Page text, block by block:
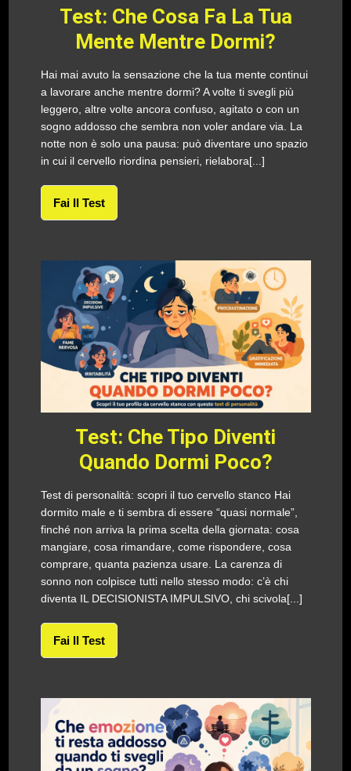
Test: Che Cosa Fa La Tua
Mente Mentre Dormi?
Hai mai avuto la sensazione che la tua mente continui
a lavorare anche mentre dormi? A volte ti svegli più
leggero, altre volte ancora confuso, agitato o con un
sogno addosso che sembra non voler andare via. La
notte non è solo una pausa: può diventare uno spazio
in cui il cervello riordina pensieri, rielabora[...]
Fai Il Test
Test: Che Tipo Diventi
Quando Dormi Poco?
Test di personalità: scopri il tuo cervello stanco Hai
dormito male e ti sembra di essere “quasi normale”,
finché non arriva la prima scelta della giornata: cosa
mangiare, cosa rimandare, come rispondere, cosa
comprare, quanta pazienza usare. La carenza di
sonno non colpisce tutti nello stesso modo: c’è chi
diventa IL DECISIONISTA IMPULSIVO, chi scivola[...]
Fai Il Test